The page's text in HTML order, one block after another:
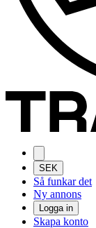
SEK
Så funkar det
Ny annons
Logga in
Skapa konto